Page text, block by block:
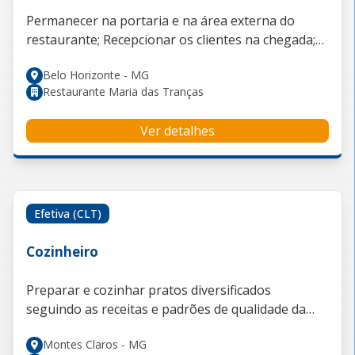
Permanecer na portaria e na área externa do
restaurante; Recepcionar os clientes na chegada;
pela segurança dos veículos estacionados nas
dependências do restaurante; Orientar os clientes
quanto ao estacionamento, quando necessário;
Observar e comunicar qualquer situação que
possa comprometer a segurança do patrimônio
cordialidade e atenção aos clientes; Apoiar a
equipe sempre que necessário, dentro das
atribuições da função.
Belo Horizonte - MG
Restaurante Maria das Tranças
Ver detalhes
Efetiva (CLT)
Cozinheiro
Preparar e cozinhar pratos diversificados
seguindo as receitas e padrões de qualidade da
cozinha de maneira eficiente. Controlar a qualidade
Montes Claros - MG